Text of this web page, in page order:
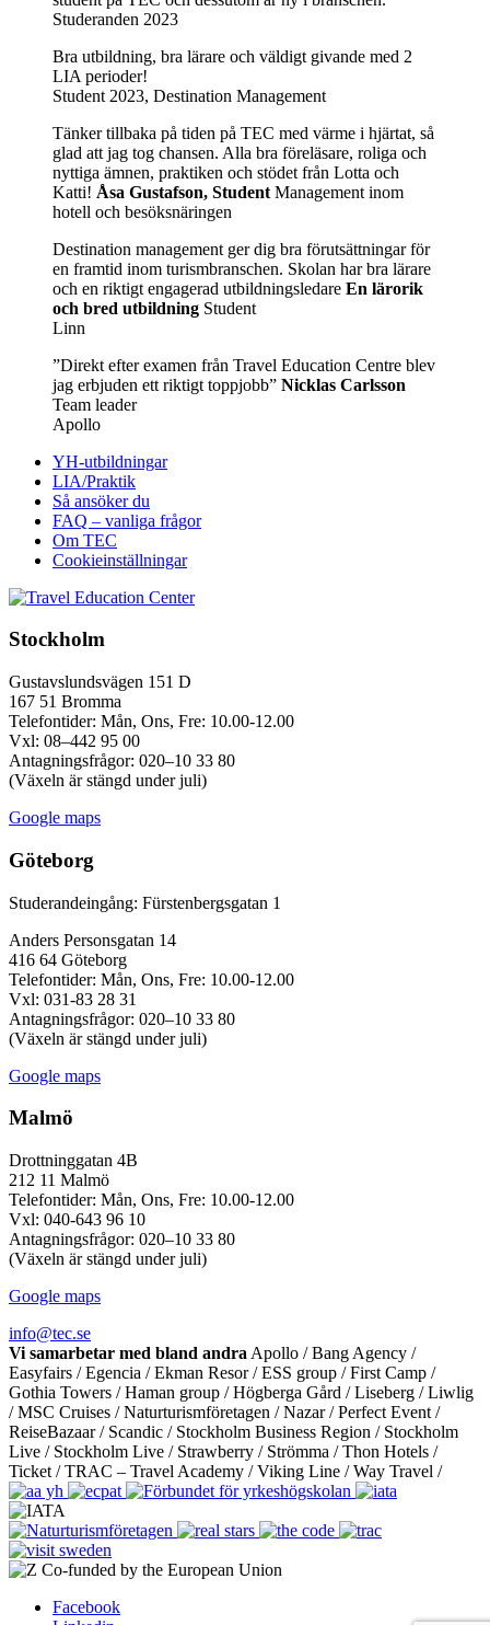
Studeranden 2023
Bra utbildning, bra lärare och väldigt givande med 2
LIA perioder!
Student 2023, Destination Management
Tänker tillbaka på tiden på TEC med värme i hjärtat, så
glad att jag tog chansen. Alla bra föreläsare, roliga och
nyttiga ämnen, praktiken och stödet från Lotta och
Katti! Åsa Gustafson, Student Management inom
hotell och besöksnäringen
Destination management ger dig bra förutsättningar för
en framtid inom turismbranschen. Skolan har bra lärare
och en riktigt engagerad utbildningsledare En lärorik
och bred utbildning Student
Linn
”Direkt efter examen från Travel Education Centre blev
jag erbjuden ett riktigt toppjobb” Nicklas Carlsson
Team leader
Apollo
YH-utbildningar
LIA/Praktik
Så ansöker du
FAQ – vanliga frågor
Om TEC
Cookieinställningar
Stockholm
Gustavslundsvägen 151 D
167 51 Bromma
Telefontider: Mån, Ons, Fre: 10.00-12.00
Vxl: 08–442 95 00
Antagningsfrågor: 020–10 33 80
(Växeln är stängd under juli)
Google maps
Göteborg
Studerandeingång: Fürstenbergsgatan 1
Anders Personsgatan 14
416 64 Göteborg
Telefontider: Mån, Ons, Fre: 10.00-12.00
Vxl: 031-83 28 31
Antagningsfrågor: 020–10 33 80
(Växeln är stängd under juli)
Google maps
Malmö
Drottninggatan 4B
212 11 Malmö
Telefontider: Mån, Ons, Fre: 10.00-12.00
Vxl: 040-643 96 10
Antagningsfrågor: 020–10 33 80
(Växeln är stängd under juli)
Google maps
info@tec.se
Vi samarbetar med bland andra Apollo / Bang Agency /
Easyfairs / Egencia / Ekman Resor / ESS group / First Camp /
Gothia Towers / Haman group / Högberga Gård / Liseberg / Liwlig
/ MSC Cruises / Naturturismföretagen / Nazar / Perfect Event /
ReiseBazaar / Scandic / Stockholm Business Region / Stockholm
Live / Stockholm Live / Strawberry / Strömma / Thon Hotels /
Ticket / TRAC – Travel Academy / Viking Line / Way Travel /
Facebook